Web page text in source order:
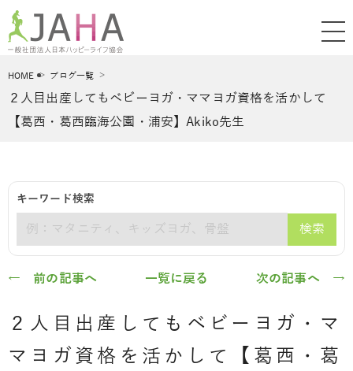
HOME ブログ一覧
２人目出産してもベビーヨガ・ママヨガ資格を活かして
【葛西・葛西臨海公園・浦安】Akiko先生
キーワード検索
検索
← 前の記事へ 一覧に戻る 次の記事へ →
２人目出産してもベビーヨガ・マ
マヨガ資格を活かして【葛西・葛